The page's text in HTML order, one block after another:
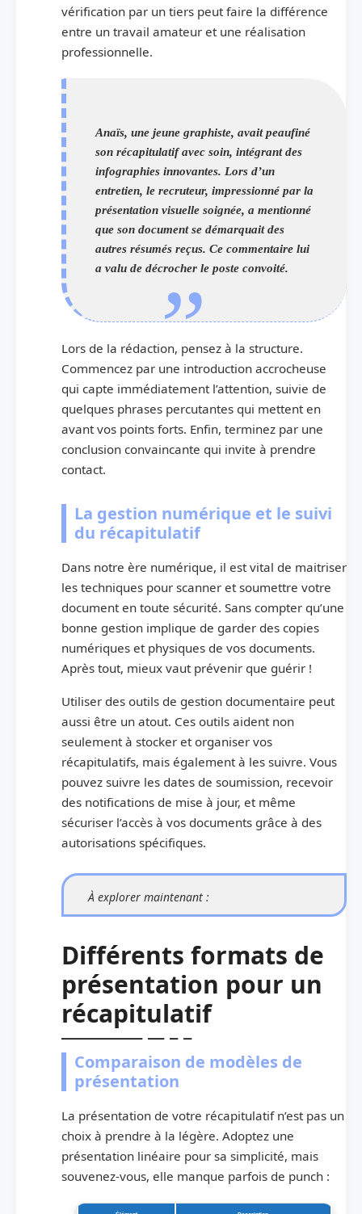
vérification par un tiers peut faire la différence
entre un travail amateur et une réalisation
professionnelle.
Anaïs, une jeune graphiste, avait peaufiné
son récapitulatif avec soin, intégrant des
infographies innovantes. Lors d’un
entretien, le recruteur, impressionné par la
présentation visuelle soignée, a mentionné
que son document se démarquait des
autres résumés reçus. Ce commentaire lui
a valu de décrocher le poste convoité.
Lors de la rédaction, pensez à la structure.
Commencez par une introduction accrocheuse
qui capte immédiatement l’attention, suivie de
quelques phrases percutantes qui mettent en
avant vos points forts. Enfin, terminez par une
conclusion convaincante qui invite à prendre
contact.
La gestion numérique et le suivi
du récapitulatif
Dans notre ère numérique, il est vital de maitriser
les techniques pour scanner et soumettre votre
document en toute sécurité. Sans compter qu’une
bonne gestion implique de garder des copies
numériques et physiques de vos documents.
Après tout, mieux vaut prévenir que guérir !
Utiliser des outils de gestion documentaire peut
aussi être un atout. Ces outils aident non
seulement à stocker et organiser vos
récapitulatifs, mais également à les suivre. Vous
pouvez suivre les dates de soumission, recevoir
des notifications de mise à jour, et même
sécuriser l’accès à vos documents grâce à des
autorisations spécifiques.
À explorer maintenant :
Différents formats de
présentation pour un
récapitulatif
Comparaison de modèles de
présentation
La présentation de votre récapitulatif n’est pas un
choix à prendre à la légère. Adoptez une
présentation linéaire pour sa simplicité, mais
souvenez-vous, elle manque parfois de punch :